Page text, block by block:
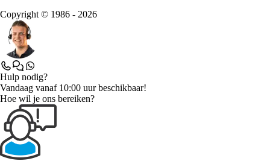
Copyright © 1986 - 2026
Hulp nodig?
Vandaag vanaf 10:00 uur beschikbaar!
Hoe wil je ons bereiken?